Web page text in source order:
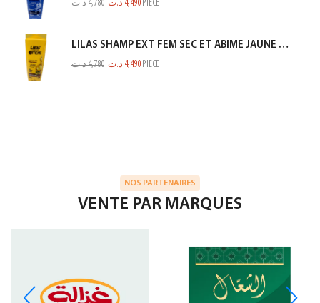
4,780د.ت 4,490 د.ت PIECE
LILAS SHAMP EXT FEM SEC ET ABIME JAUNE 350ML
4,780د.ت 4,490 د.ت PIECE
NOS PARTENAIRES
VENTE PAR MARQUES